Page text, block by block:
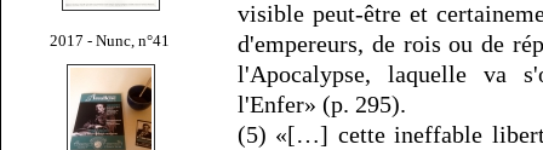
2017 - Nunc, n°41
visible peut-être et
d'empereurs, de rois ou de
l'Apocalypse, laquelle va
l'Enfer» (p. 295).
(5) «[…] cette ineffable